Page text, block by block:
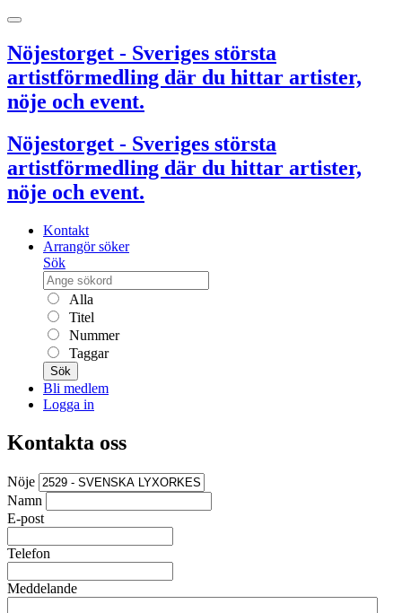
Nöjestorget - Sveriges största
artistförmedling där du hittar artister,
nöje och event.
Nöjestorget - Sveriges största
artistförmedling där du hittar artister,
nöje och event.
Kontakt
Arrangör söker
Sök
Alla
Titel
Nummer
Taggar
Sök
Bli medlem
Logga in
Kontakta oss
Nöje
Namn
E-post
Telefon
Meddelande